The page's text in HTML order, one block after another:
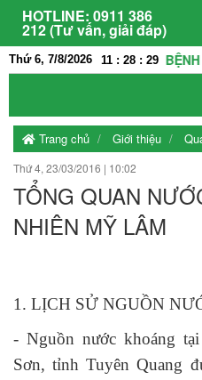
HOTLINE: 0911 386
212 (Tư vấn, giải đáp)
Thứ 6, 7/8/2026 11 : 28 : 29
THẦY THUỐC VÀ BỆNH
Trang chủ
Giới thiệu
Thứ 4, 23/03/2016 | 10:02
TỔNG QUAN
NHIÊN MỸ LÂM
1. LỊCH SỬ NGUỒN
- Nguồn nước khoáng
Sơn, tỉnh Tuyên Quang